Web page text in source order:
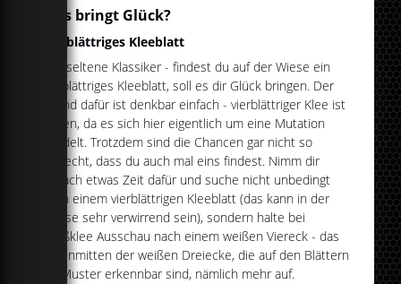
Was bringt Glück?
Vierblättriges Kleeblatt
Der seltene Klassiker - findest du auf der Wiese ein
vierblättriges Kleeblatt, soll es dir Glück bringen. Der
Grund dafür ist denkbar einfach - vierblättriger Klee ist
selten, da es sich hier eigentlich um eine Mutation
handelt. Trotzdem sind die Chancen gar nicht so
schlecht, dass du auch mal eins findest. Nimm dir
einfach etwas Zeit dafür und suche nicht unbedingt
nach einem vierblättrigen Kleeblatt (das kann in der
Masse sehr verwirrend sein), sondern halte bei
Weißklee Ausschau nach einem weißen Viereck - das
fällt inmitten der weißen Dreiecke, die auf den Blättern
als Muster erkennbar sind, nämlich mehr auf.